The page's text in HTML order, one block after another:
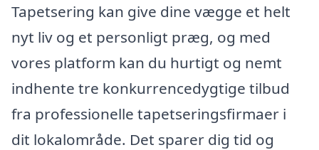
Tapetsering kan give dine vægge et helt
nyt liv og et personligt præg, og med
vores platform kan du hurtigt og nemt
indhente tre konkurrencedygtige tilbud
fra professionelle tapetseringsfirmaer i
dit lokalområde. Det sparer dig tid og